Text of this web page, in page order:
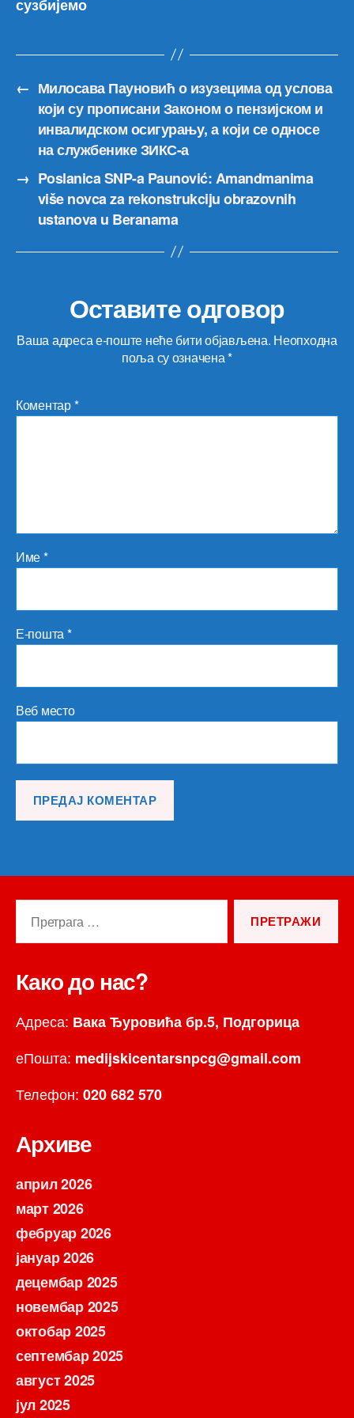
сузбијемо
← Милосава Пауновић о изузецима од услова
који су прописани Законом о пензијском и
инвалидском осигурању, а који се односе
на службенике ЗИКС-а
→ Poslanica SNP-a Paunović: Amandmanima
više novca za rekonstrukciju obrazovnih
ustanova u Beranama
Оставите одговор
Ваша адреса е-поште неће бити објављена. Неопходна
поља су означена*
Коментар*
Име*
Е-пошта *
Веб место
Како до нас?
Адреса: Вака Ђуровића бр.5, Подгорица
еПошта: medijskicentarsnpcg@gmail.com
Телефон: 020 682 570
Архиве
април 2026
март 2026
фебруар 2026
јануар 2026
децембар 2025
новембар 2025
октобар 2025
септембар 2025
август 2025
јул 2025